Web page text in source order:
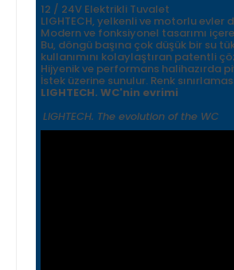
12 / 24V Elektrikli Tuvalet
LIGHTECH, yelkenli ve motorlu
Modern ve fonksiyonel tasarımı
Bu, döngü başına çok düşük bir su
kullanımını kolaylaştıran patentli
Hijyenik ve performans halihazırda
İstek üzerine sunulur. Renk
LIGHTECH. WC'nin evrimi
LIGHTECH. The evolution of the WC